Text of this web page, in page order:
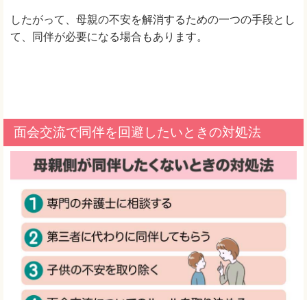
したがって、母親の不安を解消するための一つの手段とし
て、同伴が必要になる場合もあります。
面会交流で同伴を回避したいときの対処法